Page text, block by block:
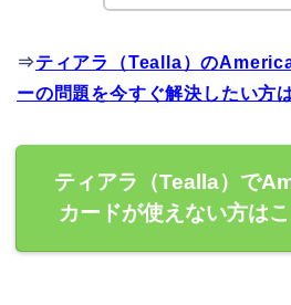
⇒ティアラ（Tealla）の
ーの問題を今すぐ解決したい方
ティアラ（Tealla）で
カードが使えない方は